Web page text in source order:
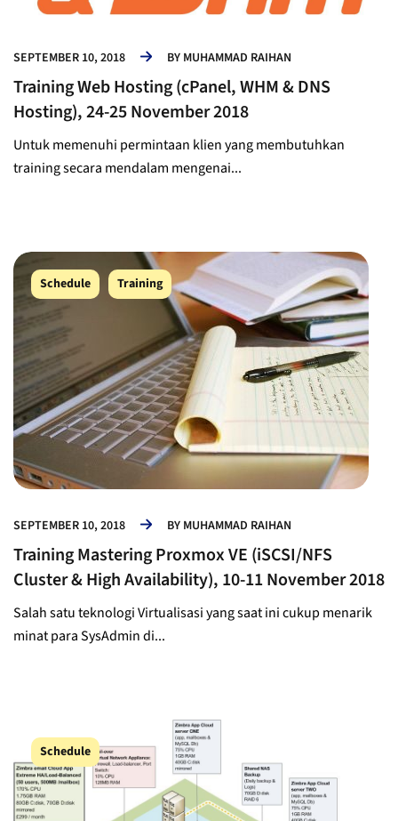
SEPTEMBER 10, 2018 BY MUHAMMAD RAIHAN
Training Web Hosting (cPanel, WHM & DNS
Hosting), 24-25 November 2018
Untuk memenuhi permintaan klien yang membutuhkan
training secara mendalam mengenai...
Schedule Training
SEPTEMBER 10, 2018 BY MUHAMMAD RAIHAN
Training Mastering Proxmox VE (iSCSI/NFS
Cluster & High Availability), 10-11 November 2018
Salah satu teknologi Virtualisasi yang saat ini cukup menarik
minat para SysAdmin di...
Schedule